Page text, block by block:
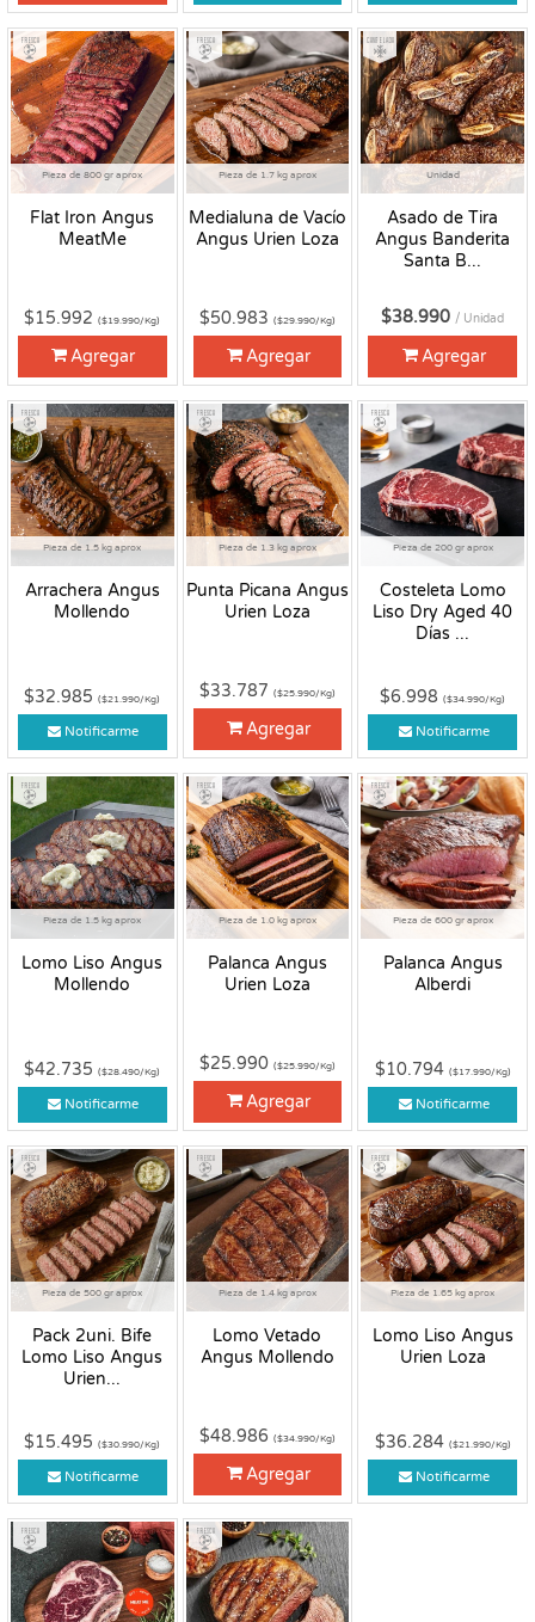
Pieza de 800 gr aprox
Flat Iron Angus
MeatMe
Fresco
$15.992($19.990/Kg)
Agregar
Pieza de 1.7 kg aprox
Medialuna de Vacío
Angus Urien Loza
Fresco
$50.983 ($29.990/Kg)
Agregar
Unidad
Asado de Tira
Angus Banderita
Santa B...
Congelado
$38.990 / Unidad
Agregar
Pieza de 1.5 kg aprox
Arrachera Angus
Mollendo
Fresco
$32.985($21.990/Kg)
Notificarme
Pieza de 1.3 kg aprox
Punta Picana Angus
Urien Loza
Fresco
$33.787 ($25.990/Kg)
Agregar
Pieza de 200 gr aprox
Costeleta Lomo
Liso Dry Aged 40
Días ...
Fresco
$6.998($34.990/Kg)
Notificarme
Pieza de 1.5 kg aprox
Lomo Liso Angus
Mollendo
Fresco
$42.735($28.490/Kg)
Notificarme
Pieza de 1.0 kg aprox
Palanca Angus
Urien Loza
Fresco
$25.990 ($25.990/Kg)
Agregar
Pieza de 600 gr aprox
Palanca Angus
Alberdi
Fresco
$10.794 ($17.990/Kg)
Notificarme
Pieza de 500 gr aprox
Pack 2uni. Bife
Lomo Liso Angus
Urien...
Fresco
$15.495($30.990/Kg)
Notificarme
Pieza de 1.4 kg aprox
Lomo Vetado
Angus Mollendo
Fresco
$48.986 ($34.990/Kg)
Agregar
Pieza de 1.65 kg aprox
Lomo Liso Angus
Urien Loza
Fresco
$36.284 ($21.990/Kg)
Notificarme
Fresco Fresco